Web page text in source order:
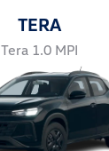
TERA
Tera 1.0 MPI